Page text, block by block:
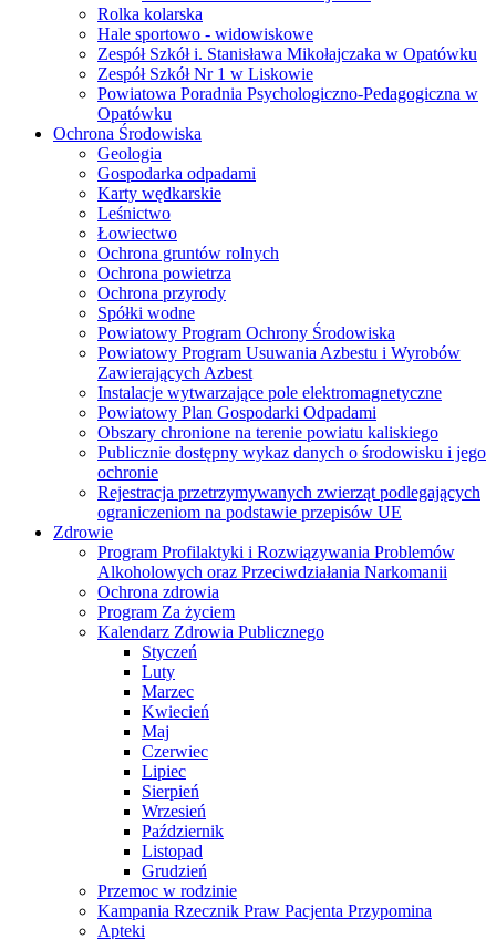
Rolka kolarska
Hale sportowo - widowiskowe
Zespół Szkół i. Stanisława Mikołajczaka w Opatówku
Zespół Szkół Nr 1 w Liskowie
Powiatowa Poradnia Psychologiczno-Pedagogiczna w
Opatówku
Ochrona Środowiska
Geologia
Gospodarka odpadami
Karty wędkarskie
Leśnictwo
Łowiectwo
Ochrona gruntów rolnych
Ochrona powietrza
Ochrona przyrody
Spółki wodne
Powiatowy Program Ochrony Środowiska
Powiatowy Program Usuwania Azbestu i Wyrobów
Zawierających Azbest
Instalacje wytwarzające pole elektromagnetyczne
Powiatowy Plan Gospodarki Odpadami
Obszary chronione na terenie powiatu kaliskiego
Publicznie dostępny wykaz danych o środowisku i jego
ochronie
Rejestracja przetrzymywanych zwierząt podlegających
ograniczeniom na podstawie przepisów UE
Zdrowie
Program Profilaktyki i Rozwiązywania Problemów
Alkoholowych oraz Przeciwdziałania Narkomanii
Ochrona zdrowia
Program Za życiem
Kalendarz Zdrowia Publicznego
Styczeń
Luty
Marzec
Kwiecień
Maj
Czerwiec
Lipiec
Sierpień
Wrzesień
Październik
Listopad
Grudzień
Przemoc w rodzinie
Kampania Rzecznik Praw Pacjenta Przypomina
Apteki